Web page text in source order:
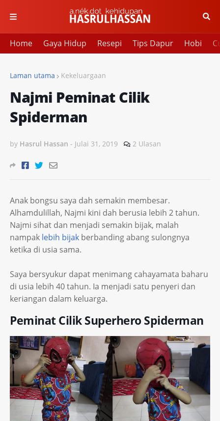
Home Gaya Hidup Resepi Tips Dapur Hobi
Laman utama Kekeluargaan
Najmi Peminat Cilik
Spiderman
by Hasrul Hassan - Julai 31, 2019 2 Ulasan
Anak bongsu saya dah semakin membesar.
Alhamdulillah, Najmi kini dah berusia lebih 2 tahun.
Najmi sihat dan menjadi semakin bijak, malah
nampak lebih bijak berbanding abang sulongnya
ketika di usia sama.
Saya bersyukur dapat menimang cahayamata baharu
di usia lebih 40 tahun. Ia menjadi satu penyeri dan
keriangan dalam keluarga.
Peminat Cilik Superhero Spiderman